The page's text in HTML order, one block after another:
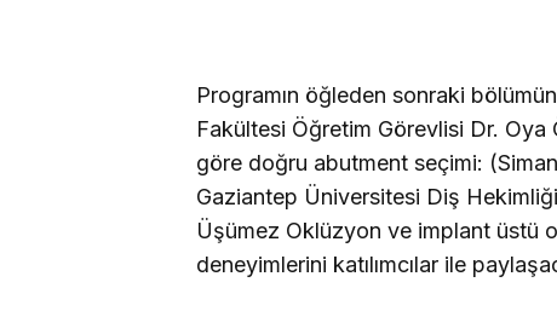
Programın öğleden sonraki
Fakültesi Öğretim Görevlisi Dr. Oya
göre doğru abutment seçimi:
Gaziantep Üniversitesi Diş
Üşümez Oklüzyon ve implant üstü
deneyimlerini katılımcılar ile